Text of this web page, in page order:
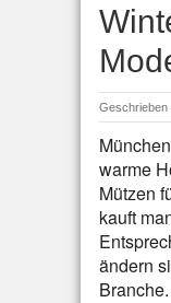
Geschrieben
warme
Mützen
kauft
ändern
Branche.